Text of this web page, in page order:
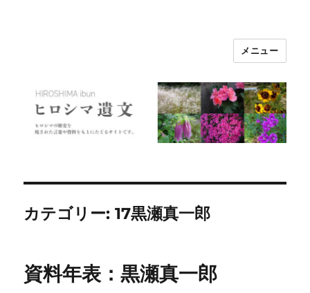
メニュー
カテゴリー:17黒瀬真一郎
資料年表：黒瀬真一郎